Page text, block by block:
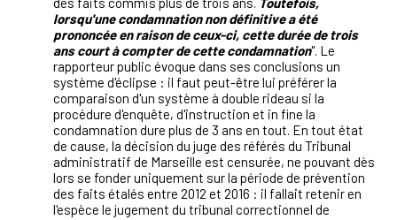
lorsqu'une condamnation non définitive a été
prononcée en raison de ceux-ci, cette durée de trois
ans court à compter de cette condamnation". Le
rapporteur public évoque dans ses conclusions un
système d'éclipse : il faut peut-être lui préférer la
comparaison d'un système à double rideau si la
procédure d'enquête, d'instruction et in fine la
condamnation dure plus de 3 ans en tout. En tout état
de cause, la décision du juge des référés du Tribunal
administratif de Marseille est censurée, ne pouvant dès
lors se fonder uniquement sur la période de prévention
des faits étalés entre 2012 et 2016 : il fallait retenir en
l'espèce le jugement du tribunal correctionnel de